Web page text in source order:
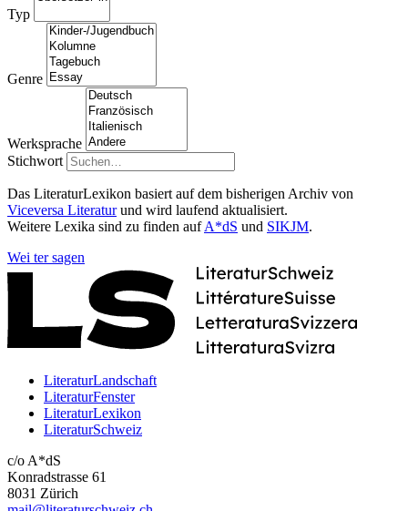
Typ
Genre
Werksprache
Stichwort
Das LiteraturLexikon basiert auf dem bisherigen Archiv von
Viceversa Literaturund wird laufend aktualisiert.
Weitere Lexika sind zu finden aufA*dS und SIKJM.
Wei ter sagen
LiteraturLandschaft
LiteraturFenster
LiteraturLexikon
LiteraturSchweiz
c/o A*dS
Konradstrasse 61
8031 Zürich